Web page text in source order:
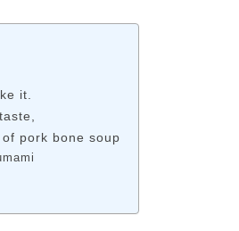
it.
pork bone soup